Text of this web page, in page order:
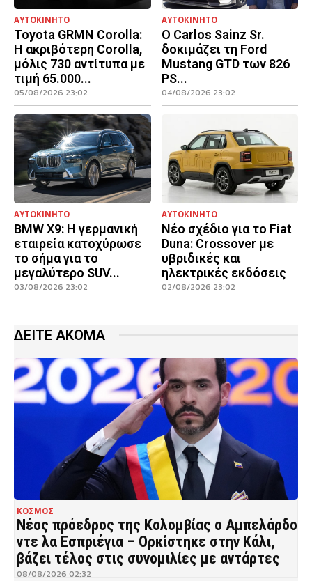
ΑΥΤΟΚΙΝΗΤΟ
Toyota GRMN Corolla:
Η ακριβότερη Corolla,
μόλις 730 αντίτυπα με
τιμή 65.000...
05/08/2026 23:02
ΑΥΤΟΚΙΝΗΤΟ
Ο Carlos Sainz Sr.
δοκιμάζει τη Ford
Mustang GTD των 826
PS...
04/08/2026 23:02
ΑΥΤΟΚΙΝΗΤΟ
BMW X9: Η γερμανική
εταιρεία κατοχύρωσε
το σήμα για το
μεγαλύτερο SUV...
03/08/2026 23:02
ΑΥΤΟΚΙΝΗΤΟ
Νέο σχέδιο για το Fiat
Duna: Crossover με
υβριδικές και
ηλεκτρικές εκδόσεις
02/08/2026 23:02
ΔΕΙΤΕ ΑΚΟΜΑ
ΚΟΣΜΟΣ
Νέος πρόεδρος της Κολομβίας ο Αμπελάρδο
ντε λα Εσπριέγια – Ορκίστηκε στην Κάλι,
βάζει τέλος στις συνομιλίες με αντάρτες
08/08/2026 02:32